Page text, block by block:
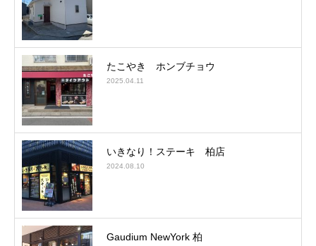
たこやき ホンブチョウ
2025.04.11
いきなり！ステーキ 柏店
2024.08.10
Gaudium NewYork 柏